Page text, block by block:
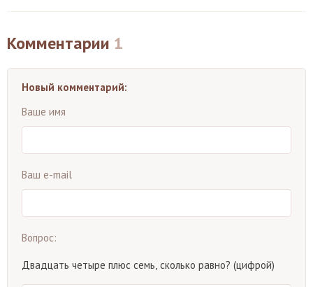
Комментарии 1
Новый комментарий:
Ваше имя
Ваш e-mail
Вопрос:
Двадцать четыре плюс семь, сколько равно? (цифрой)